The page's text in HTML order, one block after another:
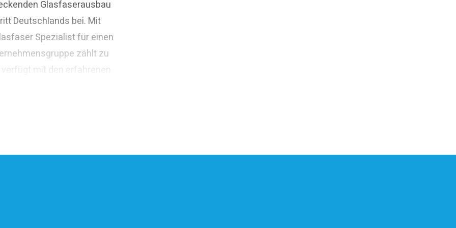
Glasfaserausbau
Deutschlands bei. Mit
Spezialist für einen
zählt zu
mit den erfahrenen
Euro.